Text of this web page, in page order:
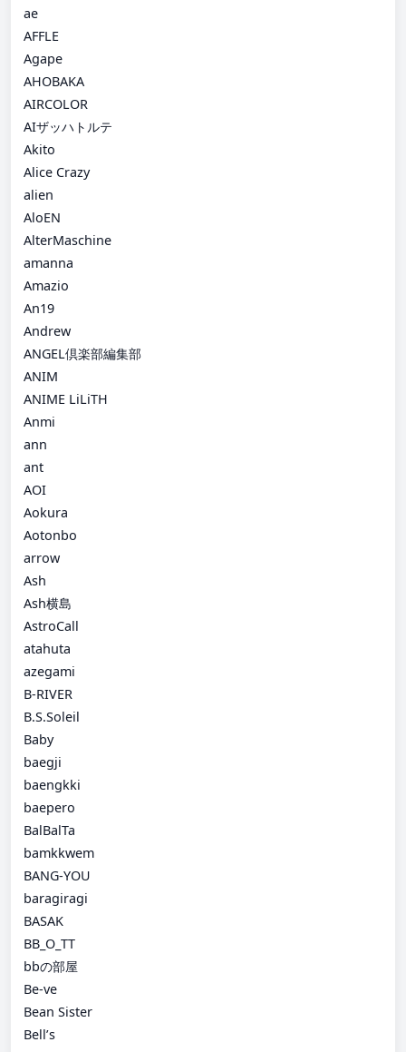
ae
AFFLE
Agape
AHOBAKA
AIRCOLOR
AIザッハトルテ
Akito
Alice Crazy
alien
AloEN
AlterMaschine
amanna
Amazio
An19
Andrew
ANGEL倶楽部編集部
ANIM
ANIME LiLiTH
Anmi
ann
ant
AOI
Aokura
Aotonbo
arrow
Ash
Ash横島
AstroCall
atahuta
azegami
B-RIVER
B.S.Soleil
Baby
baegji
baengkki
baepero
BalBalTa
bamkkwem
BANG-YOU
baragiragi
BASAK
BB_O_TT
bbの部屋
Be-ve
Bean Sister
Bell’s